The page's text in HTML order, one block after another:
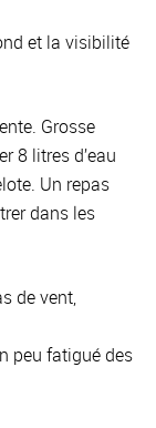
et la visibilité
Grosse
8 litres d’eau
Un repas
dans les
de vent,
peu fatigué des